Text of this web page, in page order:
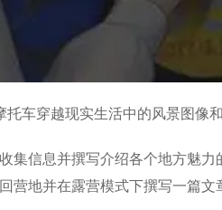
车穿越现实生活中的风景图像
集信息并撰写介绍各个地方魅
营地并在露营模式下撰写一篇